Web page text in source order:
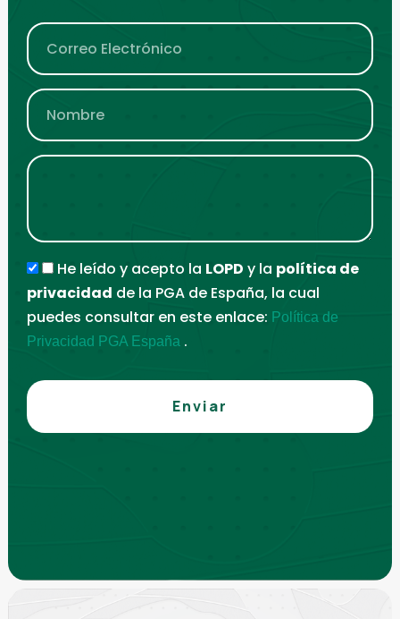
He leído y acepto la LOPD y la política de
privacidad de la PGA de España, la cual
puedes consultar en este enlace: Política de
Privacidad PGA España .
Enviar